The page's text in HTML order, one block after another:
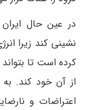
در عین حال
نشینی کند زیرا
کرده است تا
از آن خود کند.
اعتراضات و